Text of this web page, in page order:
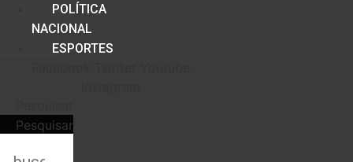
POLÍTICA
NACIONAL
ESPORTES
Pesquisar